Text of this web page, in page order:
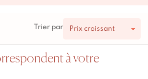
Trier par
à votre